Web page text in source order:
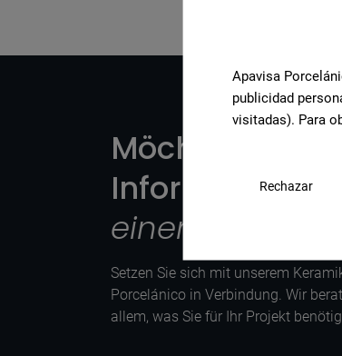
Möchten Sie
Informationen
einem Produkt?
Setzen Sie sich mit unserem
Porcelánico in Verbindung. Wir
allem, was Sie für Ihr Projekt
Apavisa
publicidad
visitadas). Para
Rechazar